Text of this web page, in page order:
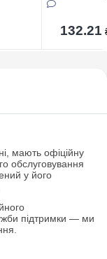
132.21
мають офіційну
обслуговування
у його
підтримки — ми